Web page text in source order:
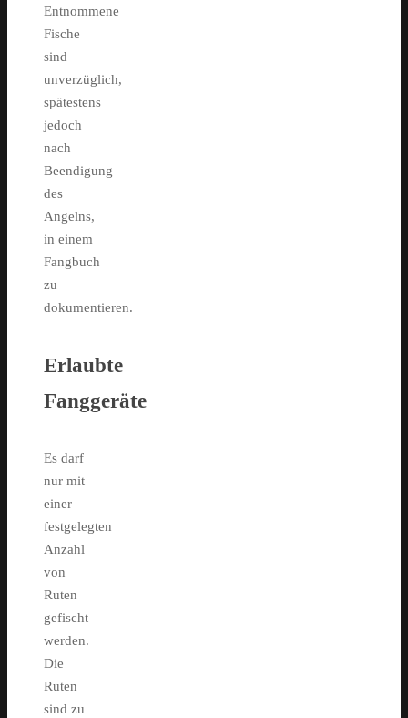
Entnommene
Fische
sind
unverzüglich,
spätestens
jedoch
nach
Beendigung
des
Angelns,
in einem
Fangbuch
zu
dokumentieren.
Erlaubte
Fanggeräte
Es darf
nur mit
einer
festgelegten
Anzahl
von
Ruten
gefischt
werden.
Die
Ruten
sind zu